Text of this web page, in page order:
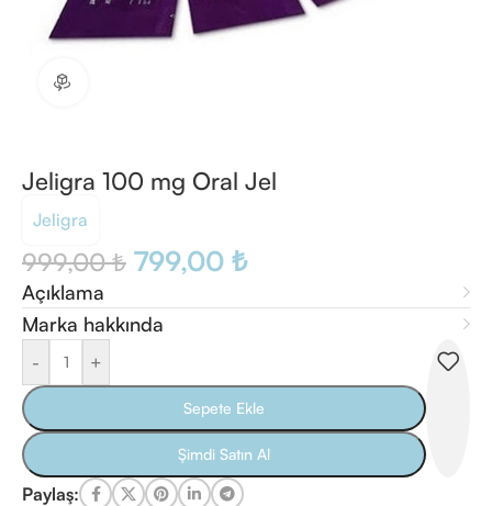
Jeligra 100 mg Oral Jel
Jeligra
999,00₺ 799,00 ₺
Açıklama
Marka hakkında
- +
Sepete Ekle
Şimdi Satın Al
Paylaş: